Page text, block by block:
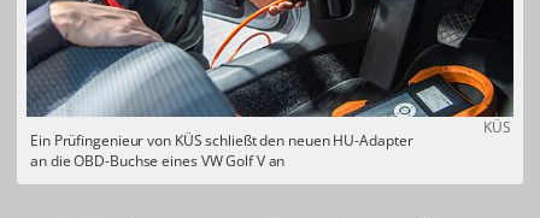
KÜS
Ein Prüfingenieur von KÜS schließt den neuen HU-Adapter
an die OBD-Buchse eines VW Golf V an